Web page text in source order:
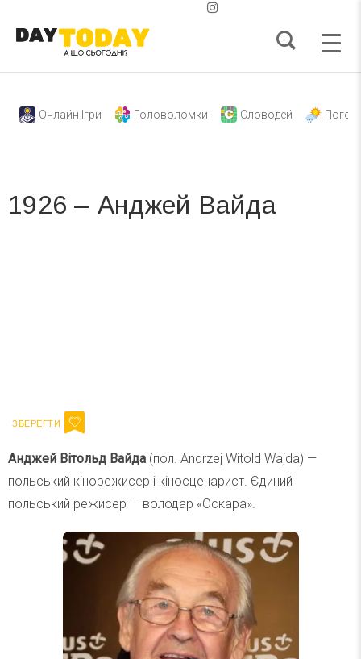
Онлайн Ігри Головоломки Словодей
1926 – Анджей Вайда
Анджей Вітольд Вайда (пол. Andrzej Witold Wajda) —
польський кінорежисер і кіносценарист. Єдиний
польський режисер — володар «Оскара».